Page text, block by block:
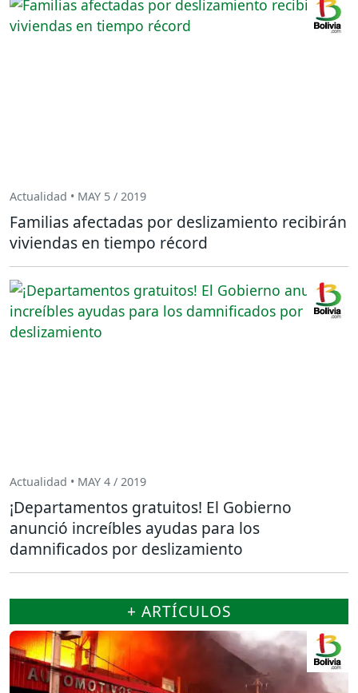
Actualidad • MAY 5 / 2019
Familias afectadas por deslizamiento recibirán
viviendas en tiempo récord
Actualidad • MAY 4 / 2019
¡Departamentos gratuitos! El Gobierno
anunció increíbles ayudas para los
damnificados por deslizamiento
+ ARTÍCULOS